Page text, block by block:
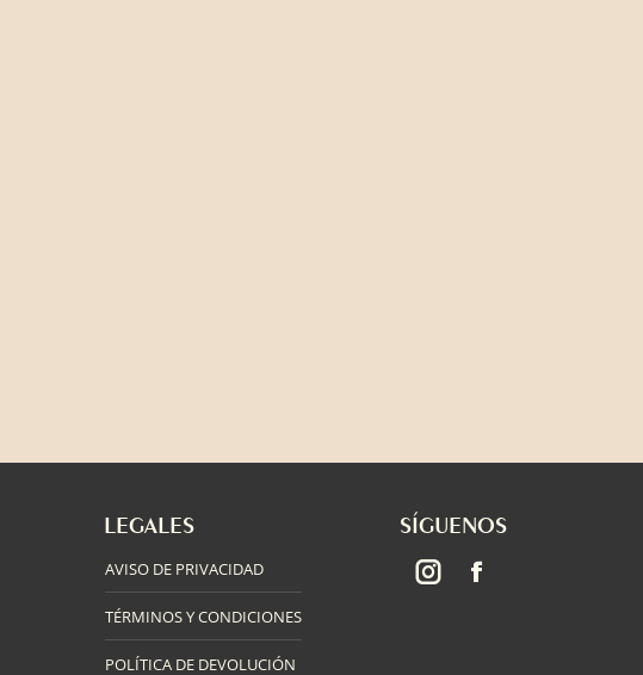
LEGALES
AVISO DE PRIVACIDAD
TÉRMINOS Y CONDICIONES
POLÍTICA DE DEVOLUCIÓN
SÍGUENOS
Instagram